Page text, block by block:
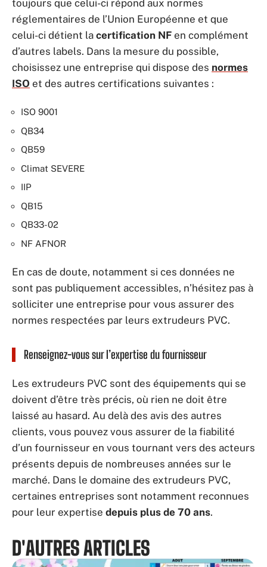
toujours que celui-ci répond aux normes
réglementaires de l’Union Européenne et que
celui-ci détient la certification NF en complément
d’autres labels. Dans la mesure du possible,
choisissez une entreprise qui dispose des normes
ISO et des autres certifications suivantes :
ISO 9001
QB34
QB59
Climat SEVERE
IIP
QB15
QB33-02
NF AFNOR
En cas de doute, notamment si ces données ne
sont pas publiquement accessibles, n’hésitez pas à
solliciter une entreprise pour vous assurer des
normes respectées par leurs extrudeurs PVC.
Renseignez-vous sur l’expertise du fournisseur
Les extrudeurs PVC sont des équipements qui se
doivent d’être très précis, où rien ne doit être
laissé au hasard. Au delà des avis des autres
clients, vous pouvez vous assurer de la fiabilité
d’un fournisseur en vous tournant vers des acteurs
présents depuis de nombreuses années sur le
marché. Dans le domaine des extrudeurs PVC,
certaines entreprises sont notamment reconnues
pour leur expertise depuis plus de 70 ans.
D'AUTRES ARTICLES